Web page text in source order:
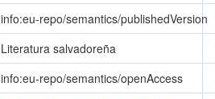
info:eu-repo/semantics/publishedVersion
Literatura salvadoreña
info:eu-repo/semantics/openAccess